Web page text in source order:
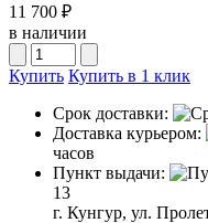
11 700 ₽
в наличии
Купить Купить в 1 клик
Срок доставки:
Доставка курьером:
часов
Пункт выдачи:
13
г. Кунгур, ул.